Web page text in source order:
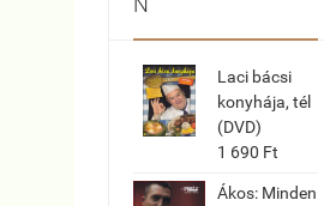
Laci bácsi
konyhája, tél
(DVD)
1 690 Ft
Ákos: Minden